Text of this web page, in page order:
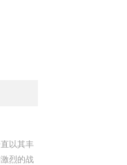
以其丰
烈的战